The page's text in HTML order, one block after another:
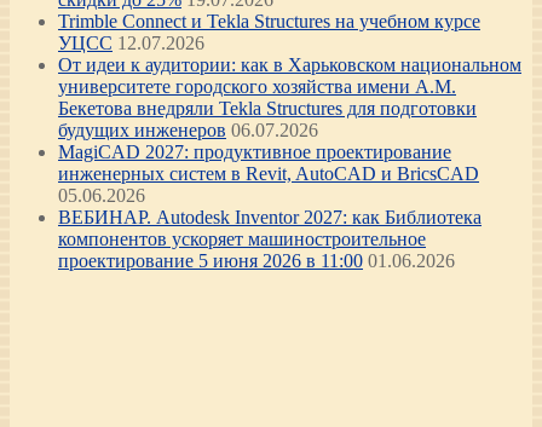
Trimble Connect и Tekla Structures на учебном курсе
УЦСС 12.07.2026
От идеи к аудитории: как в Харьковском национальном
университете городского хозяйства имени А.М.
Бекетова внедряли Tekla Structures для подготовки
будущих инженеров 06.07.2026
MagiCAD 2027: продуктивное проектирование
инженерных систем в Revit, AutoCAD и BricsCAD
05.06.2026
ВЕБИНАР. Autodesk Inventor 2027: как Библиотека
компонентов ускоряет машиностроительное
проектирование 5 июня 2026 в 11:00 01.06.2026